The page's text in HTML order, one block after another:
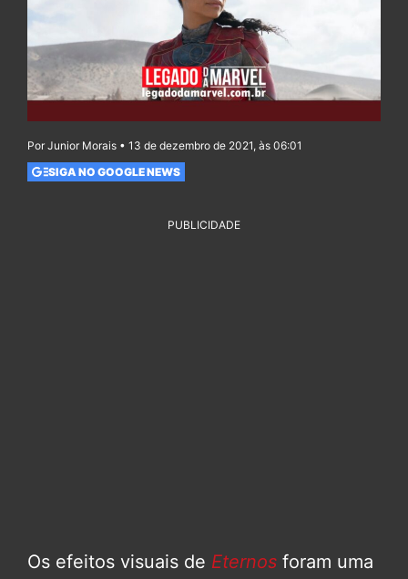
Por Junior Morais • 13 de dezembro de 2021, às 06:01
SIGA NO GOOGLE NEWS
PUBLICIDADE
Os efeitos visuais de Eternos foram uma